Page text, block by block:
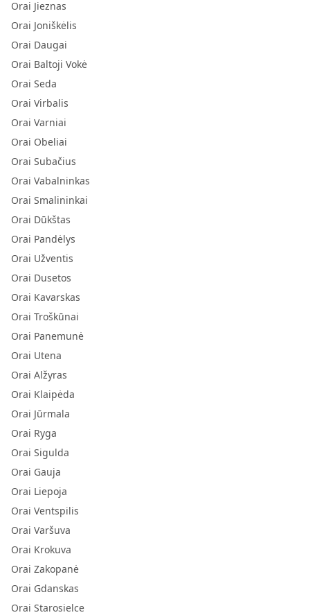
Orai Jieznas
Orai Joniškėlis
Orai Daugai
Orai Baltoji Vokė
Orai Seda
Orai Virbalis
Orai Varniai
Orai Obeliai
Orai Subačius
Orai Vabalninkas
Orai Smalininkai
Orai Dūkštas
Orai Pandėlys
Orai Užventis
Orai Dusetos
Orai Kavarskas
Orai Troškūnai
Orai Panemunė
Orai Utena
Orai Alžyras
Orai Klaipėda
Orai Jūrmala
Orai Ryga
Orai Sigulda
Orai Gauja
Orai Liepoja
Orai Ventspilis
Orai Varšuva
Orai Krokuva
Orai Zakopanė
Orai Gdanskas
Orai Starosielce